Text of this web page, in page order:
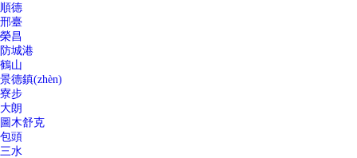
順德
邢臺
榮昌
防城港
鶴山
景德鎮(zhèn)
寮步
大朗
圖木舒克
包頭
三水